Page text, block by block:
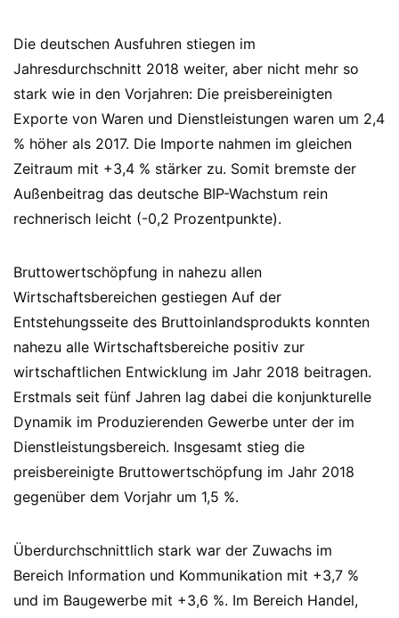
Die deutschen Ausfuhren stiegen im
Jahresdurchschnitt 2018 weiter, aber nicht mehr so
stark wie in den Vorjahren: Die preisbereinigten
Exporte von Waren und Dienstleistungen waren um 2,4
% höher als 2017. Die Importe nahmen im gleichen
Zeitraum mit +3,4 % stärker zu. Somit bremste der
Außenbeitrag das deutsche BIP-Wachstum rein
rechnerisch leicht (-0,2 Prozentpunkte).
Bruttowertschöpfung in nahezu allen
Wirtschaftsbereichen gestiegen Auf der
Entstehungsseite des Bruttoinlandsprodukts konnten
nahezu alle Wirtschaftsbereiche positiv zur
wirtschaftlichen Entwicklung im Jahr 2018 beitragen.
Erstmals seit fünf Jahren lag dabei die konjunkturelle
Dynamik im Produzierenden Gewerbe unter der im
Dienstleistungsbereich. Insgesamt stieg die
preisbereinigte Bruttowertschöpfung im Jahr 2018
gegenüber dem Vorjahr um 1,5 %.
Überdurchschnittlich stark war der Zuwachs im
Bereich Information und Kommunikation mit +3,7 %
und im Baugewerbe mit +3,6 %. Im Bereich Handel,